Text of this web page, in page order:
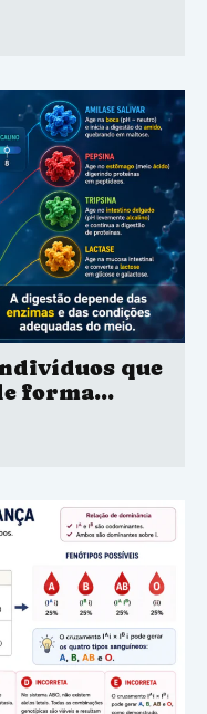
que
forma